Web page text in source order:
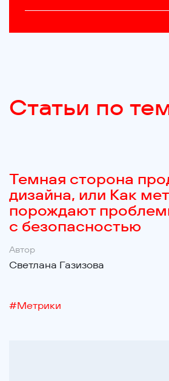
Статьи по
Темная сторона
дизайна, или Как
порождают
с безопасностью
Автор
Светлана Газизова
#Метрики